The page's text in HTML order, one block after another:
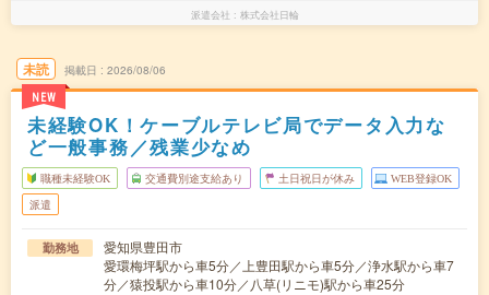
派遣会社 株式会社日輪
未読
NEW
掲載日 2026/08/06
未経験OK！ケーブルテレビ局でデータ入力な
ど一般事務／残業少なめ
職種未経験OK 交通費別途支給あり 土日祝日が休み WEB登録OK
派遣
勤務地
愛知県豊田市
愛環梅坪駅から車5分／上豊田駅から車5分／浄水駅から車7
分／猿投駅から車10分／八草(リニモ)駅から車25分